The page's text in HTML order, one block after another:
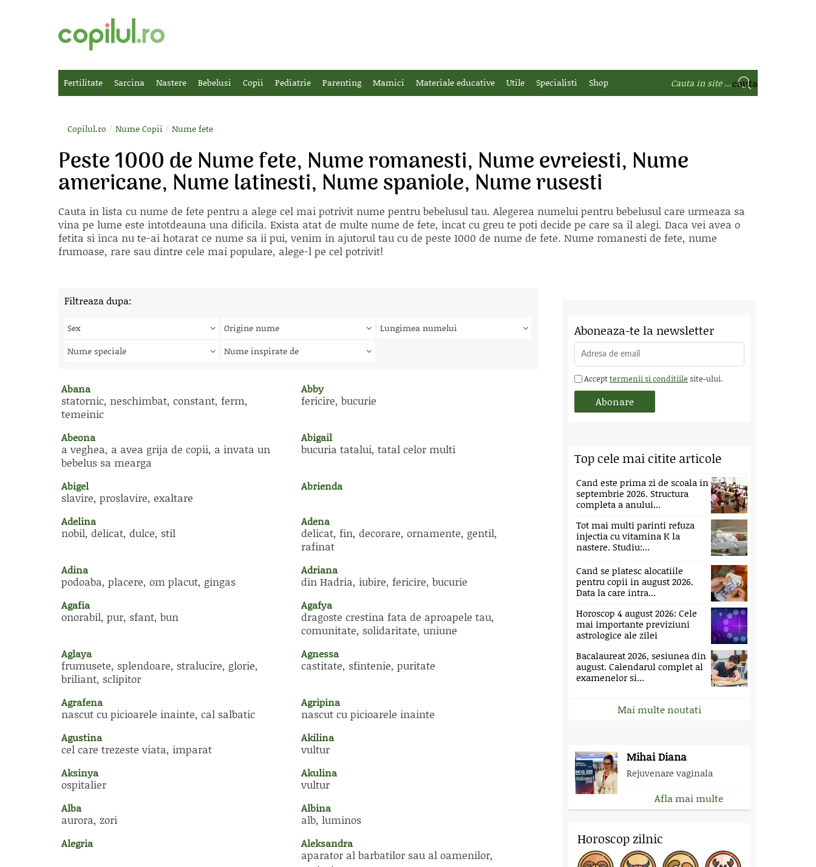
Fertilitate Sarcina Nastere Bebelusi Copii Pediatrie Parenting Mamici Materiale educative Utile Specialisti Shop
Copilul.ro / Nume Copii / Nume fete
Peste 1000 de Nume fete, Nume romanesti, Nume evreiesti, Nume
americane, Nume latinesti, Nume spaniole, Nume rusesti
Cauta in lista cu nume de fete pentru a alege cel mai potrivit nume pentru bebelusul tau. Alegerea numelui pentru bebelusul care urmeaza sa
vina pe lume este intotdeauna una dificila. Exista atat de multe nume de fete, incat cu greu te poti decide pe care sa il alegi. Daca vei avea o
fetita si inca nu te-ai hotarat ce nume sa ii pui, venim in ajutorul tau cu de peste 1000 de nume de fete. Nume romanesti de fete, nume
frumoase, rare sau dintre cele mai populare, alege-l pe cel potrivit!
Filtreaza dupa:
Sex Origine nume
Lungimea numelui
Nume speciale
Nume inspirate de
Abana
statornic, neschimbat, constant, ferm,
temeinic
Abby
fericire, bucurie
Abeona
a veghea, a avea grija de copii, a invata un
bebelus sa mearga
Abigail
bucuria tatalui, tatal celor multi
Abigel
slavire, proslavire, exaltare
Abrienda
Adelina
nobil, delicat, dulce, stil
Adena
delicat, fin, decorare, ornamente, gentil,
rafinat
Adina
podoaba, placere, om placut, gingas
Adriana
din Hadria, iubire, fericire, bucurie
Agafia
onorabil, pur, sfant, bun
Agafya
dragoste crestina fata de aproapele tau,
comunitate, solidaritate, uniune
Aglaya
frumusete, splendoare, stralucire, glorie,
briliant, sclipitor
Agnessa
castitate, sfintenie, puritate
Agrafena
nascut cu picioarele inainte, cal salbatic
Agripina
nascut cu picioarele inainte
Agustina
cel care trezeste viata, imparat
Akilina
vultur
Aksinya
ospitalier
Akulina
vultur
Alba
aurora, zori
Albina
alb, luminos
Alegria Aleksandra
aparator al barbatilor sau al oamenilor,
Aboneaza-te la newsletter
Accepttermenii si conditiile site-ului.
Top cele mai citite articole
Cand este prima zi de scoala in
septembrie 2026. Structura
completa a anului...
Tot mai multi parinti refuza
injectia cu vitamina K la
nastere. Studiu:...
Cand se platesc alocatiile
pentru copii in august 2026.
Data la care intra...
Horoscop 4 august 2026: Cele
mai importante previziuni
astrologice ale zilei
Bacalaureat 2026, sesiunea din
august. Calendarul complet al
examenelor si...
Mai multe noutati
Mihai Diana
Rejuvenare vaginala
Afla mai multe
Horoscop zilnic